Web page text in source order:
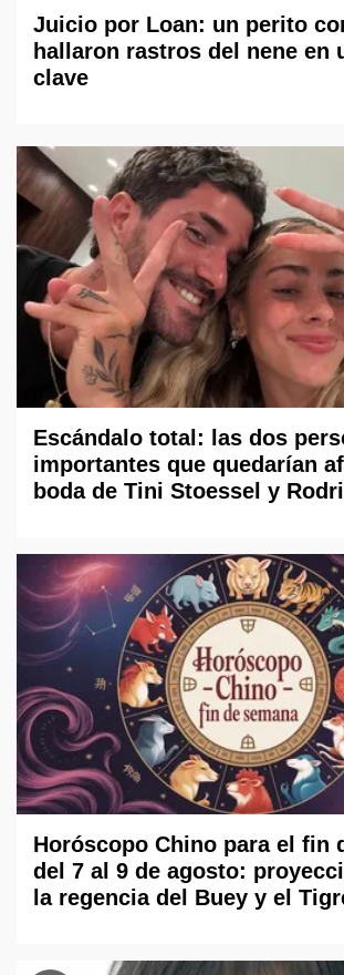
Juicio por Loan: un perito
hallaron rastros del nene en
clave
Escándalo total: las dos
importantes que quedarían
boda de Tini Stoessel y
Horóscopo Chino para el fin
del 7 al 9 de agosto:
la regencia del Buey y el